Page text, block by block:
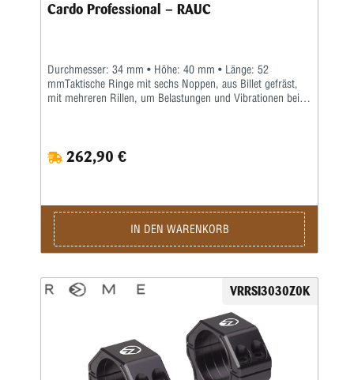
Cardo Professional – RAUC
Durchmesser: 34 mm • Höhe: 40 mm • Länge: 52
mmTaktische Ringe mit sechs Noppen, aus Billet gefräst,
mit mehreren Rillen, um Belastungen und Vibrationen beim
schwenkbaren Monoblock-Zielfernrohrhalterung sorgen für
eine bessere Gewindeausrichtung und eine gleichmäßigere
RAUC-System sind gekennzeichnet, um durch die richtige
Positionierung zu führen.Merkmale: • Multikontakt-
Verdrehsicherung • Vorbestimmte RAUC-
Montagepositionen (ROME Alignment Ultimate Concept) für
Aluminiumlegierung 6082 und 7075 • Matt hartschwarz
eloxiert • Antireflex- und verschleißfeste Oberfläche •
Oszilloskop-Nivellierungskeil zum Ausrichten des
Oszilloskops mit seiner Halterung • Integrierte, für den
Schützen sichtbare Anti-Kant-Wasserwaage • M4x10-
Schrauben aus dunkel behandeltem Edelstahl für Ringe •
M5x12-Schrauben aus dunkel behandeltem Edelstahl zur
262,90 €
IN DEN WARENKORB
VRRSI3030Z0K